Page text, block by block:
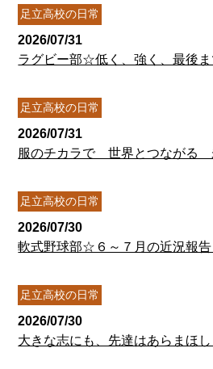
足立高校の日常
2026/07/31
ラグビー部☆低く、強く、最後ま
足立高校の日常
2026/07/31
服のチカラで 世界とつながる
足立高校の日常
2026/07/30
軟式野球部☆６～７月の近況報告
足立高校の日常
2026/07/30
大きな志にも、先達はあらまほし